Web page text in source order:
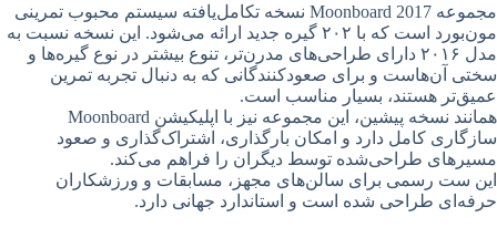
مجموعه Moonboard 2017 نسخه تکامل‌یافته سیستم محبوب تمرینی
مون‌بورد است که با ۲۰۲ گیره جدید ارائه می‌شود. این نسخه نسبت به
مدل ۲۰۱۶ دارای طراحی‌های مدرن‌تر، تنوع بیشتر در نوع گیره‌ها و
سختی آن‌هاست و برای صعودکنندگانی که به دنبال تجربه تمرین
عمیق‌تر هستند، بسیار مناسب است.
همانند نسخه پیشین، این مجموعه نیز با اپلیکیشن Moonboard
سازگاری کامل دارد و امکان بارگذاری، اشتراک‌گذاری و صعود
مسیرهای طراحی‌شده توسط دیگران را فراهم می‌کند.
این ست رسمی برای سالن‌های مجهز، مسابقات و ورزشکاران
حرفه‌ای طراحی شده است و استاندارد جهانی دارد.